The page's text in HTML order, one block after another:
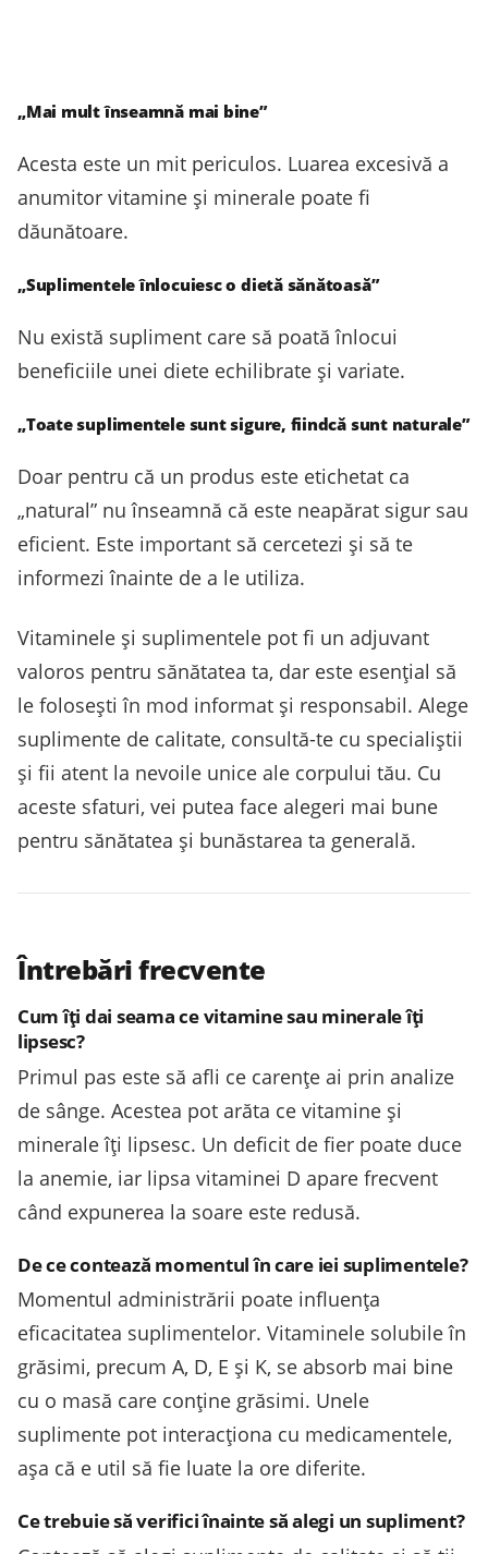
„Mai mult înseamnă mai bine”
Acesta este un mit periculos. Luarea excesivă a
anumitor vitamine și minerale poate fi
dăunătoare.
„Suplimentele înlocuiesc o dietă sănătoasă”
Nu există supliment care să poată înlocui
beneficiile unei diete echilibrate și variate.
„Toate suplimentele sunt sigure, fiindcă sunt naturale”
Doar pentru că un produs este etichetat ca
„natural” nu înseamnă că este neapărat sigur sau
eficient. Este important să cercetezi și să te
informezi înainte de a le utiliza.
Vitaminele și suplimentele pot fi un adjuvant
valoros pentru sănătatea ta, dar este esențial să
le folosești în mod informat și responsabil. Alege
suplimente de calitate, consultă-te cu specialiștii
și fii atent la nevoile unice ale corpului tău. Cu
aceste sfaturi, vei putea face alegeri mai bune
pentru sănătatea și bunăstarea ta generală.
Întrebări frecvente
Cum îți dai seama ce vitamine sau minerale îți
lipsesc?
Primul pas este să afli ce carențe ai prin analize
de sânge. Acestea pot arăta ce vitamine și
minerale îți lipsesc. Un deficit de fier poate duce
la anemie, iar lipsa vitaminei D apare frecvent
când expunerea la soare este redusă.
De ce contează momentul în care iei suplimentele?
Momentul administrării poate influența
eficacitatea suplimentelor. Vitaminele solubile în
grăsimi, precum A, D, E și K, se absorb mai bine
cu o masă care conține grăsimi. Unele
suplimente pot interacționa cu medicamentele,
așa că e util să fie luate la ore diferite.
Ce trebuie să verifici înainte să alegi un supliment?